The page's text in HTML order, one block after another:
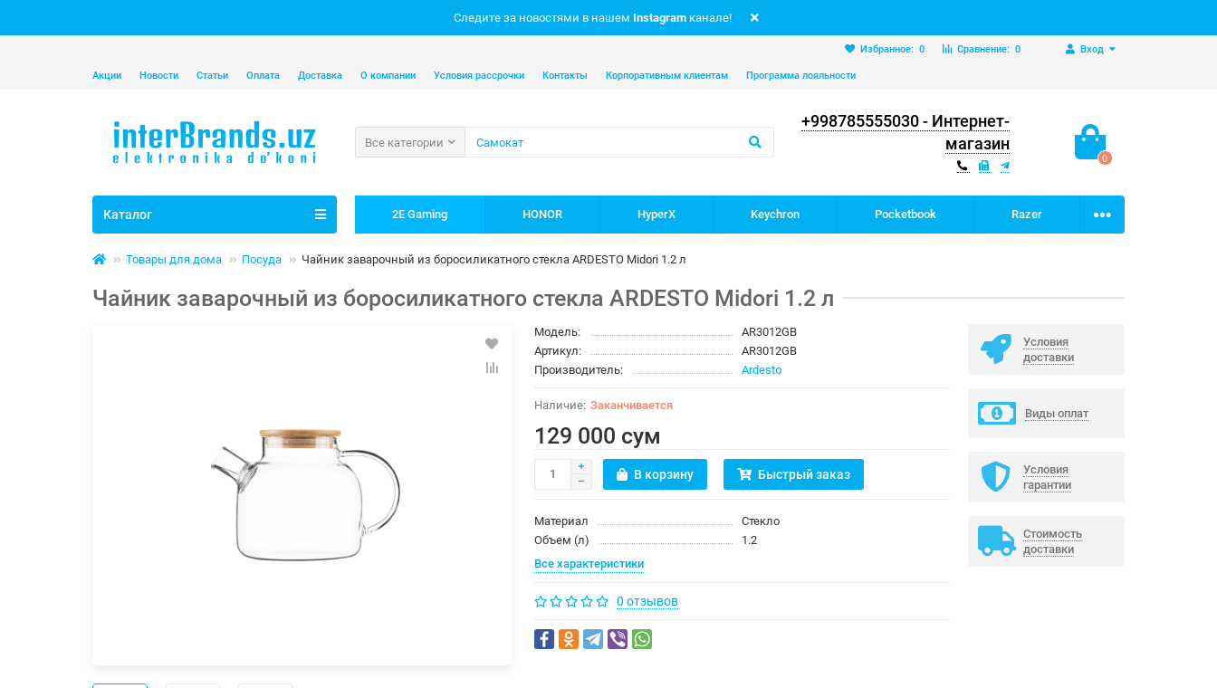
Следите за новостями в нашем Instagram канале!
Вход
Сравнение: 0
Избранное: 0
Акции Новости Статьи Оплата Доставка О компании Условия рассрочки Контакты Корпоративным клиентам Программа лояльности
+998785555030 - Интернет-
магазин
0
Все категории
Каталог 2E Gaming HONOR HyperX Keychron Pocketbook Razer
Товары для дома Посуда Чайник заварочный из боросиликатного стекла ARDESTO Midori 1.2 л
Чайник заварочный из боросиликатного стекла ARDESTO Midori 1.2 л
Модель:
AR3012GB
Артикул:
AR3012GB
Производитель:
Ardesto
Заканчивается
129 000 сум
В корзину Быстрый заказ
Материал
Стекло
Объем (л)
1.2
Все характеристики
0 отзывов
Условия
доставки
Виды оплат
Условия
гарантии
Стоимость
доставки